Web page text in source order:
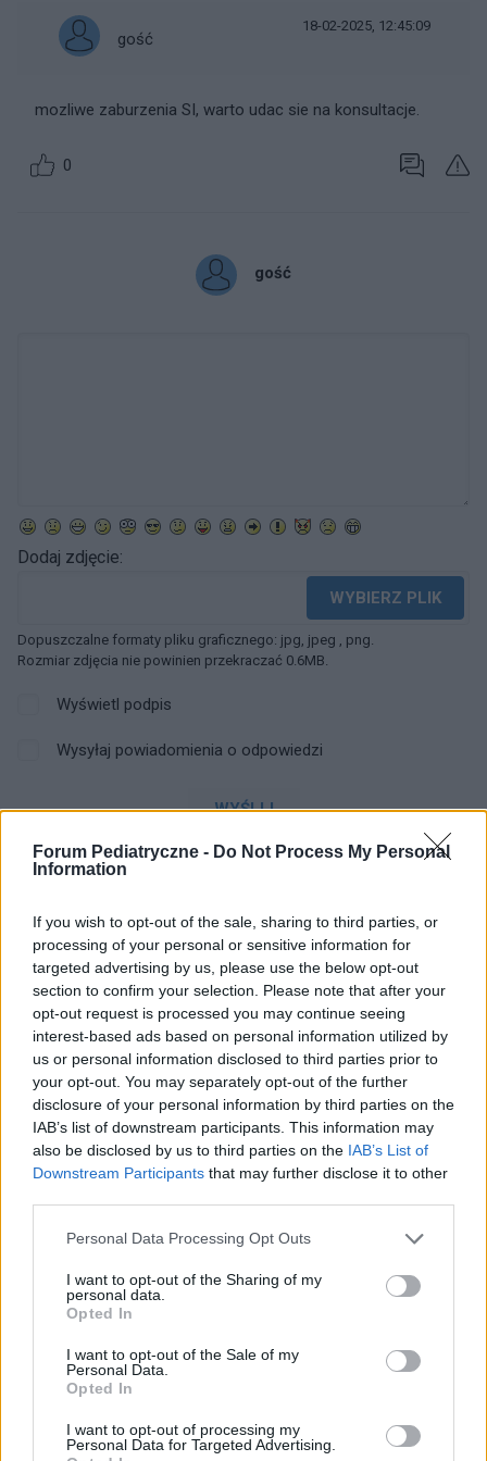
Forum Pediatryczne - Do Not Process My Personal
Information
If you wish to opt-out of the sale, sharing to third parties, or
processing of your personal or sensitive information for
targeted advertising by us, please use the below opt-out
section to confirm your selection. Please note that after your
opt-out request is processed you may continue seeing
interest-based ads based on personal information utilized by
us or personal information disclosed to third parties prior to
your opt-out. You may separately opt-out of the further
disclosure of your personal information by third parties on the
IAB’s list of downstream participants. This information may
also be disclosed by us to third parties on the IAB’s List of
Downstream Participants that may further disclose it to other
Personal Data Processing Opt Outs
I want to opt-out of the Sharing of my
personal data.
Opted In
I want to opt-out of the Sale of my
Personal Data.
Opted In
I want to opt-out of processing my
Personal Data for Targeted Advertising.
gość
18-02-2025, 12:45:09
mozliwe zaburzenia SI, warto udac sie na konsultacje.
0
gość
Dodaj zdjęcie:
WYBIERZ PLIK
Dopuszczalne formaty pliku graficznego: jpg, jpeg , png.
Rozmiar zdjęcia nie powinien przekraczać 0.6MB.
Wyświetl podpis
Wysyłaj powiadomienia o odpowiedzi
WYŚLIJ
ZOBACZ INNE DYSKUSJE
gość
które można stosować u roczniaka??Moja
zatyka mu uszy woskowiną, wiadoo ze u takiego
maluszka cięzko z cierpliwoscią przy
Forum:Pediatria - grupa dla rodziny i pacjenta